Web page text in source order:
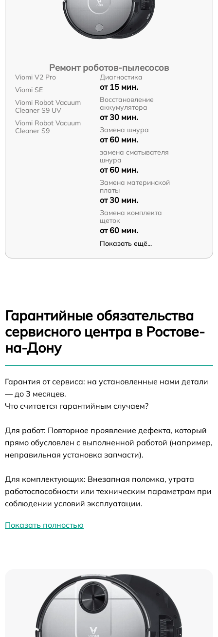
Ремонт роботов-пылесосов
Viomi V2 Pro
Viomi SE
Viomi Robot Vacuum
Cleaner S9 UV
Viomi Robot Vacuum
Cleaner S9
Диагностика
от 15 мин.
Восстановление
аккумулятора
от 30 мин.
Замена шнура
от 60 мин.
замена сматывателя
шнура
от 60 мин.
Замена материнской
платы
от 30 мин.
Замена комплекта
щеток
от 60 мин.
Показать ещё...
Гарантийные обязательства
сервисного центра в Ростове-
на-Дону
Гарантия от сервиса: на установленные нами детали
— до 3 месяцев.
Что считается гарантийным случаем?
Для работ: Повторное проявление дефекта, который
прямо обусловлен с выполненной работой (например,
неправильная установка запчасти).
Для комплектующих: Внезапная поломка, утрата
работоспособности или техническим параметрам при
соблюдении условий эксплуатации.
Показать полностью